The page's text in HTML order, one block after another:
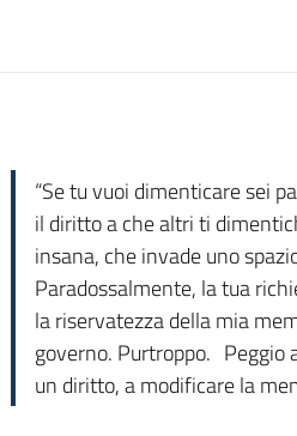
Introduzione
“Se tu vuoi dimenticare sei
il diritto a che altri ti
insana, che invade uno
Paradossalmente, la tua
la riservatezza della mia
governo. Purtroppo. Peggio
un diritto, a modificare la